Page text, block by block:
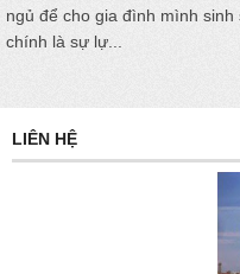
ngủ để cho gia đình mình
chính là sự lự...
LIÊN HỆ